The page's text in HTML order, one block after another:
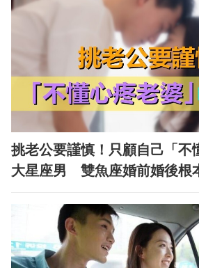
挑老公要謹慎！只顧自己「不
大星座男 雙魚座婚前婚後根